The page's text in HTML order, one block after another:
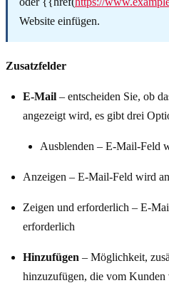
Website einfügen.
Zusatzfelder
E-Mail – entscheiden Sie, ob
angezeigt wird, es gibt drei
Ausblenden – E-Mail-Feld
Anzeigen – E-Mail-Feld wird
Zeigen und erforderlich – E-
erforderlich
Hinzufügen – Möglichkeit,
hinzuzufügen, die vom